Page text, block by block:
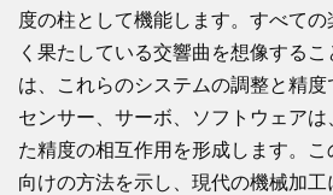
度の柱として機能します。すべて
く果たしている交響曲を想像する
は、これらのシステムの調整と精度
センサー、サーボ、ソフトウェア
た精度の相互作用を形成します。
向けの方法を示し、現代の機械加